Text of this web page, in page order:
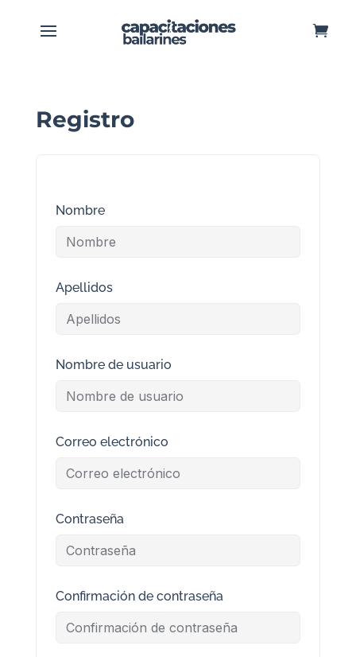
Registro
Nombre
Apellidos
Nombre de usuario
Correo electrónico
Contraseña
Confirmación de contraseña